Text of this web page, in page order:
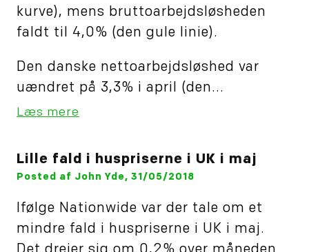
kurve), mens bruttoarbejdsløsheden
faldt til 4,0% (den gule linie).
Den danske nettoarbejdsløshed var
uændret på 3,3% i april (den...
Læs mere
Lille fald i huspriserne i UK i maj
Posted af John Yde, 31/05/2018
Ifølge Nationwide var der tale om et
mindre fald i huspriserne i UK i maj.